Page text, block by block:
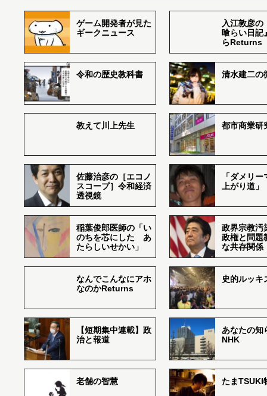
ゲーム開発者が見た
ギークニュース
入江敦彦の
喰らい日記
らReturns
令和の歴史教科書 清水建二の
教えて川上先生 都市商業研
佐藤治彦の［エコノ
スコープ］令和経済
透視鏡
「ダメリ
上がり道」
稲葉俊郎医師の「い
のちを芯にした あ
たらしいせかい」
政界宗教汚
政権と問題
な共存関係
なんでこんなにアホ
なのかReturns
史的ルッキ
【短期集中連載】政
治と報道
あなたの知
NHK
老舗の智慧 たまTSUKI